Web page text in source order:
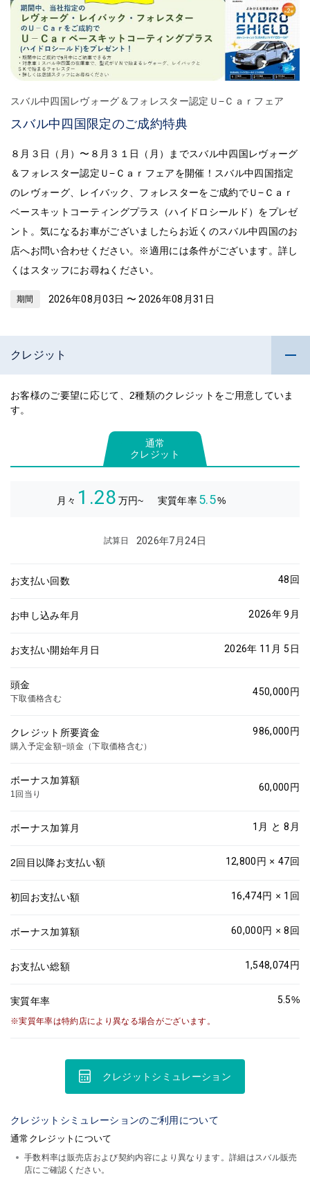
スバル中四国レヴォーグ＆フォレスター認定Ｕ−Ｃａｒフェア
スバル中四国限定のご成約特典
８月３日（月）〜８月３１日（月）までスバル中四国レヴォーグ
＆フォレスター認定Ｕ−Ｃａｒフェアを開催！スバル中四国指定
のレヴォーグ、レイバック、フォレスターをご成約でＵ−Ｃａｒ
ベースキットコーティングプラス（ハイドロシールド）をプレゼ
ント。気になるお車がございましたらお近くのスバル中四国のお
店へお問い合わせください。※適用には条件がございます。詳し
くはスタッフにお尋ねください。
期間 2026年08月03日 〜 2026年08月31日
クレジット
お客様のご要望に応じて、2種類のクレジットをご用意していま
す。
通常
クレジット
月々 1.28 万円~ 実質年率5.5%
試算日 2026年7月24日
お支払い回数 48回
お申し込み年月 2026年 9月
お支払い開始年月日 2026年 11月 5 日
頭金
下取価格含む
450,000円
クレジット所要資金
購入予定金額−頭金（下取価格含む）
986,000円
ボーナス加算額
1回当り
60,000円
ボーナス加算月 1 月 と8 月
2回目以降お支払い額 12,800円 × 47回
初回お支払い額 16,474円 × 1 回
ボーナス加算額 60,000円 ×8回
お支払い総額 1,548,074円
実質年率 5.5%
実質年率は特約店により異なる場合がございます。
クレジットシミュレーション
クレジットシミュレーションのご利用について
通常クレジットについて
手数料率は販売店および契約内容により異なります。詳細はスバル販売
店にご確認ください。